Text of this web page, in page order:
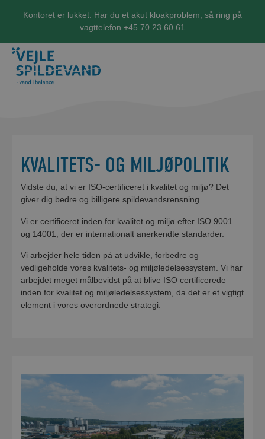
Kontoret er lukket. Har du et akut kloakproblem, så ring på
vagttelefon +45 70 23 60 61
KVALITETS- OG MILJØPOLITIK
Vidste du, at vi er ISO-certificeret i kvalitet og miljø? Det
giver dig bedre og billigere spildevandsrensning.
Vi er certificeret inden for kvalitet og miljø efter ISO 9001
og 14001, der er internationalt anerkendte standarder.
Vi arbejder hele tiden på at udvikle, forbedre og
vedligeholde vores kvalitets- og miljøledelsessystem. Vi har
arbejdet meget målbevidst på at blive ISO certificerede
inden for kvalitet og miljøledelsessystem, da det er et vigtigt
element i vores overordnede strategi.